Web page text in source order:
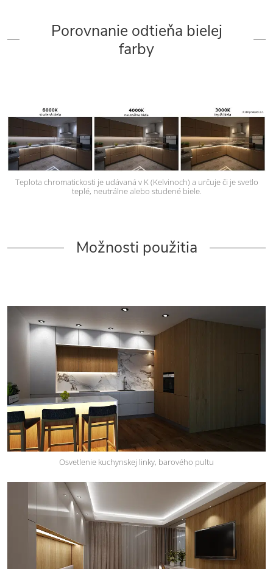
Porovnanie odtieňa bielej
farby
Teplota chromatickosti je udávaná v K (Kelvinoch) a určuje či je svetlo
teplé, neutrálne alebo studené biele.
Možnosti použitia
Osvetlenie kuchynskej linky, barového pultu